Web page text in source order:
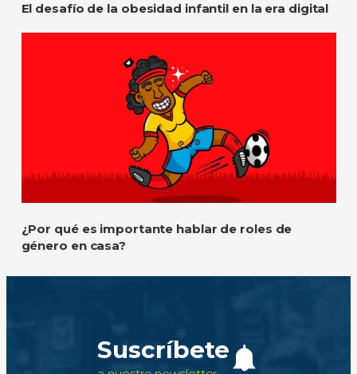
El desafío de la obesidad infantil en la era digital
¿Por qué es importante hablar de roles de
género en casa?
Suscríbete